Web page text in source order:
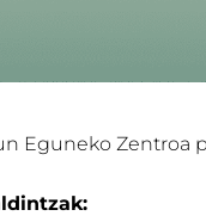
Eguneko Zentroa